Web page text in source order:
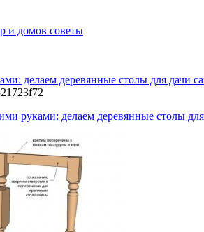
и домов советы
делаем деревянные столы для дачи
руками: делаем деревянные столы